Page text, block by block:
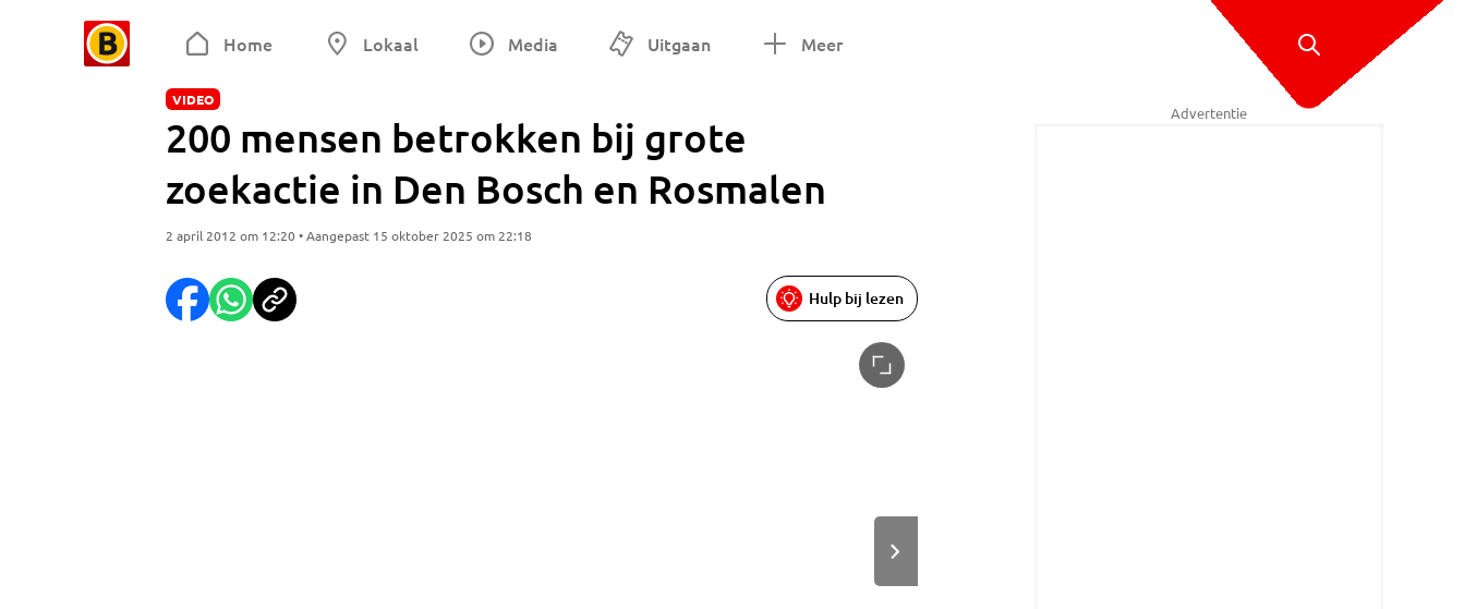
Home Lokaal Media Uitgaan Meer
VIDEO
200 mensen betrokken bij grote
zoekactie in Den Bosch en Rosmalen
2 april 2012 om 12:20 • Aangepast 15 oktober 2025 om 22:18
Hulp bij lezen
Advertentie